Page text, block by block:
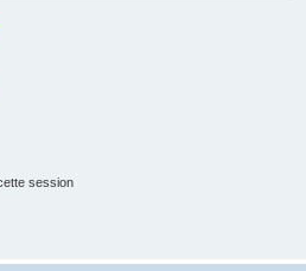
session